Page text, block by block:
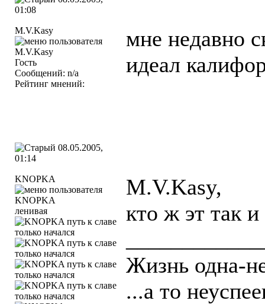
01:08
M.V.Kasy
Гость
Сообщений: n/a
Рейтинг мнений:
мне недавно
идеал
08.05.2005,
01:14
KNOPKA
ленивая
M.V.Kasy,
кто ж эт так
Жизнь одна-
...а то